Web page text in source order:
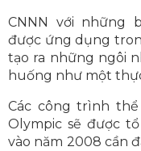
CNNN với những
được ứng dụng
tạo ra những ngôi
huống như một
Các công trình
Olympic sẽ được
vào năm 2008 cần